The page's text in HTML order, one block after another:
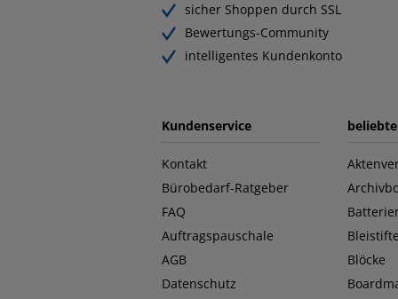
sicher Shoppen durch SSL
Bewertungs-Community
intelligentes Kundenkonto
Kundenservice
Kontakt
Bürobedarf-Ratgeber
FAQ
Auftragspauschale
AGB
Datenschutz
Bleistifte
Blöcke